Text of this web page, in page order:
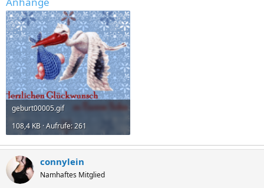
geburt00005.gif
108,4 KB · Aufrufe: 261
connylein
Namhaftes Mitglied